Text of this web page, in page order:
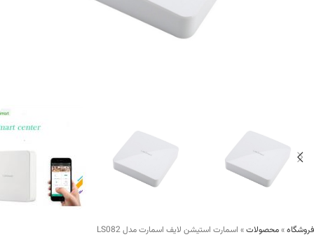
فروشگاه»محصولات» اسمارت استیشن لایف اسمارت مدل LS082